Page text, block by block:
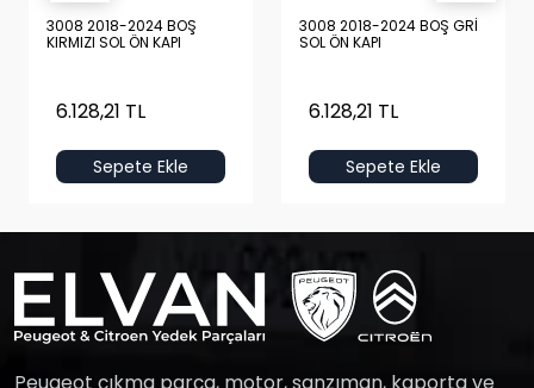
3008 2018-2024 BOŞ
KIRMIZI SOL ÖN KAPI
6.128,21 TL
Sepete Ekle
3008 2018-2024 BOŞ GRİ
SOL ÖN KAPI
6.128,21 TL
Sepete Ekle